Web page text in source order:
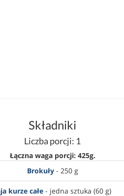
Składniki
Liczba porcji: 1
Łączna waga porcji: 425g.
Brokuły- 250 g
kurze całe- jedna sztuka (60 g)